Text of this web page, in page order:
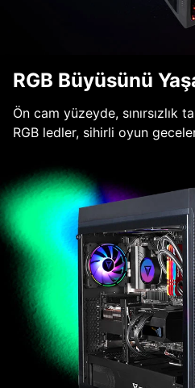
RGB Büyüsünü
Ön cam yüzeyde, sınırsızlık
RGB ledler, sihirli oyun